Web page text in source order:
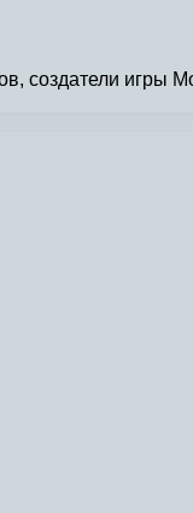
создатели игры